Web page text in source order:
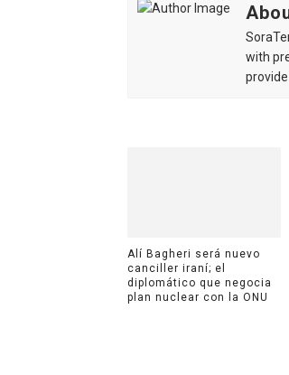
with
Alí Bagheri será nuevo
canciller iraní; el
diplomático que negocia
plan nuclear con la ONU